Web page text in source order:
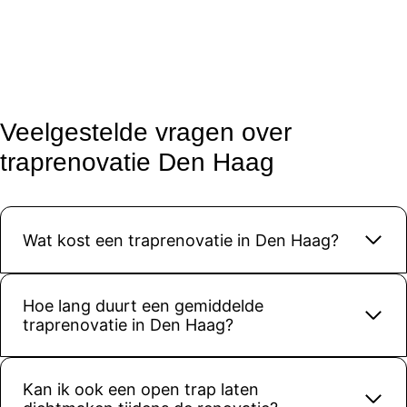
g is top.
Onze
er weer
en strak
zoals we
hadden
gehoopt.
een
Veelgestelde vragen over
traprenovatie Den Haag
Wat kost een traprenovatie in Den Haag?
Hoe lang duurt een gemiddelde
traprenovatie in Den Haag?
Kan ik ook een open trap laten